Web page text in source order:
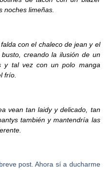
noches limeñas.
con el chaleco de jean y el
creando la ilusión de un
y tal vez con un polo manga
frío.
vean tan laidy y delicado, tan
también y mantendría las
post. Ahora sí a ducharme